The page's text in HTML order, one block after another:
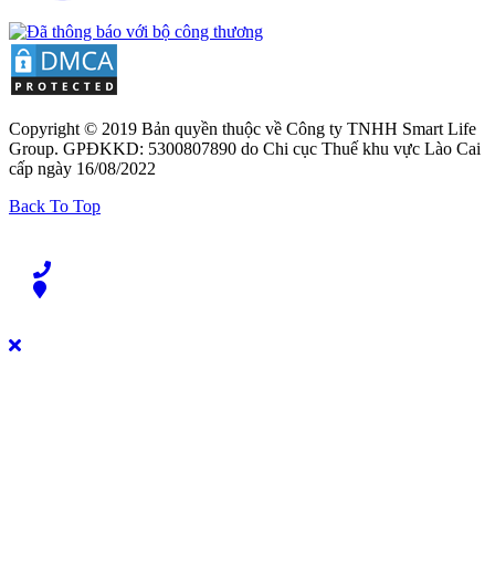
Copyright © 2019 Bản quyền thuộc về Công ty TNHH Smart Life
Group. GPĐKKD: 5300807890 do Chi cục Thuế khu vực Lào Cai
cấp ngày 16/08/2022
Back To Top